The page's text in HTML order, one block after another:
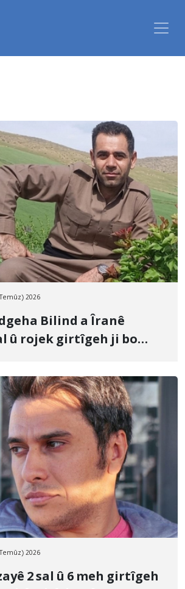
2026
Bilind a Îranê
û rojek girtîgeh ji bo
2026
2 sal û 6 meh girtîgeh